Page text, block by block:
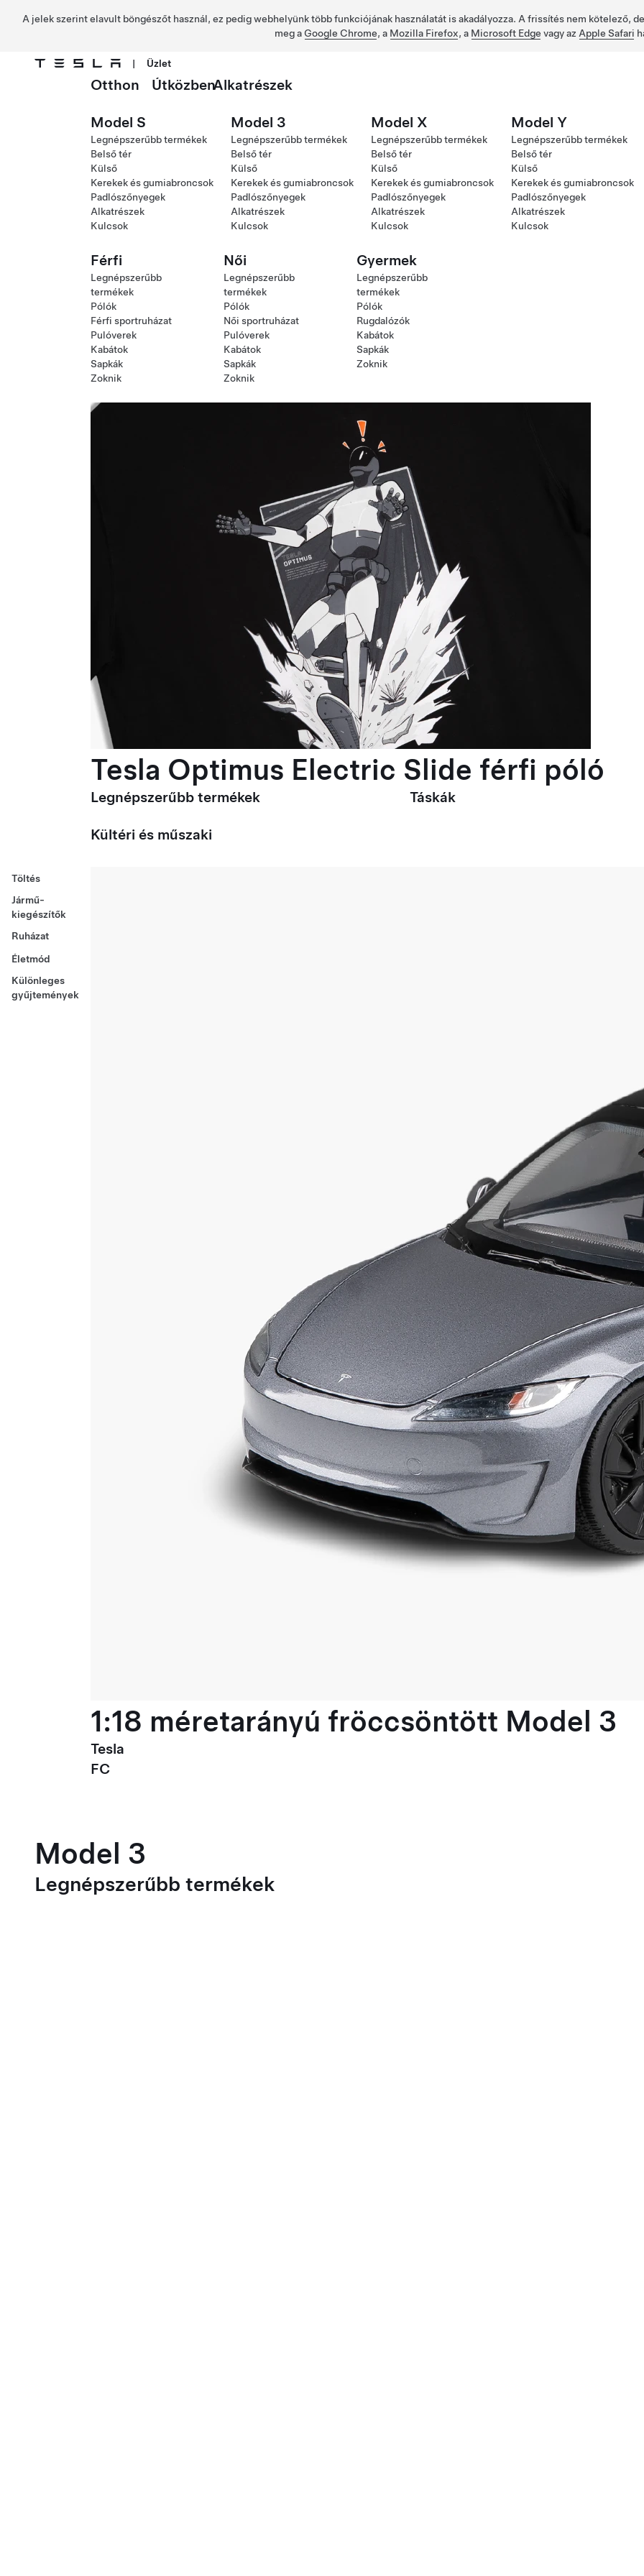
A jelek szerint elavult böngészőt használ, ez pedig webhelyünk több funkciójának használatát is akadályozza. A frissítés nem kötelező,
meg a Google Chrome, a Mozilla Firefox, a Microsoft Edge vagy az Apple Safari
Ugrás a fő tartalomra
| Üzlet
Töltés
Jármű-
kiegészítők
Ruházat
Életmód
Különleges
gyűjtemények
Otthon ÚtközbenAlkatrészek
Model S
Legnépszerűbb termékek
Belső tér
Külső
Kerekek és gumiabroncsok
Padlószőnyegek
Alkatrészek
Kulcsok
Model 3
Legnépszerűbb termékek
Belső tér
Külső
Kerekek és gumiabroncsok
Padlószőnyegek
Alkatrészek
Kulcsok
Model X
Legnépszerűbb termékek
Belső tér
Külső
Kerekek és gumiabroncsok
Padlószőnyegek
Alkatrészek
Kulcsok
Model Y
Legnépszerűbb termékek
Belső tér
Külső
Kerekek és gumiabroncsok
Padlószőnyegek
Alkatrészek
Kulcsok
Férfi
Legnépszerűbb
termékek
Pólók
Férfi sportruházat
Pulóverek
Kabátok
Sapkák
Zoknik
Női
Legnépszerűbb
termékek
Pólók
Női sportruházat
Pulóverek
Kabátok
Sapkák
Zoknik
Gyermek
Legnépszerűbb
termékek
Pólók
Rugdalózók
Kabátok
Sapkák
Zoknik
Tesla Optimus Electric Slide férfi póló
Legnépszerűbb termékek Táskák
Kültéri és műszaki
1:18 méretarányú fröccsöntött Model 3
Tesla
FC
Model 3
Legnépszerűbb termékek